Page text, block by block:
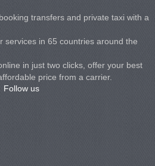
transfers and private taxi with a
services in 65 countries around the
in just two clicks, offer your best
price from a carrier.
Follow us